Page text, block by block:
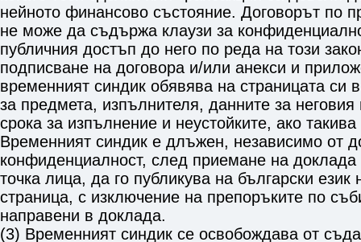
нейното финансово състояние. Договорът по
не може да съдържа клаузи за
публичния достъп до него по реда на този
подписване на договора и/или анекси и
временният синдик обявява на страницата си
за предмета, изпълнителя, данните за
срока за изпълнение и неустойките, ако
Временният синдик е длъжен, независимо от
конфиденциалност, след приемане на доклада
точка лица, да го публикува на български език
страница, с изключение на препоръките по
направени в доклада.
(3) Временният синдик се освобождава от